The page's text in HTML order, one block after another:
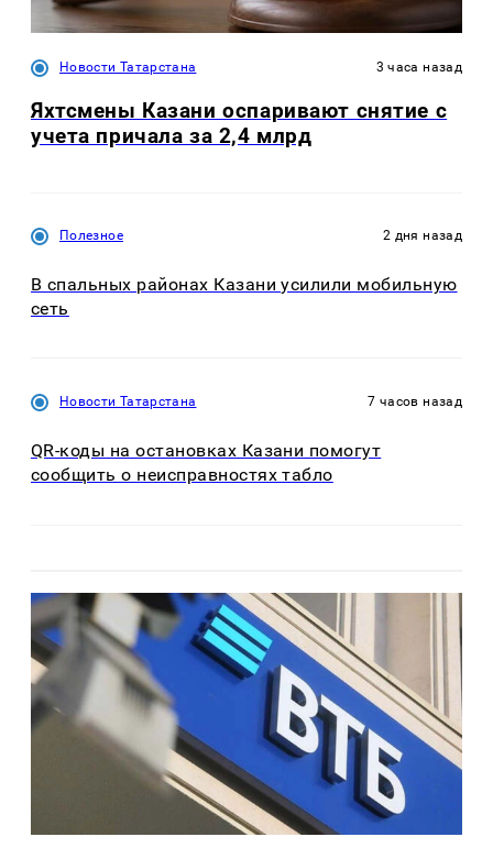
Новости Татарстана 3 часа назад
Яхтсмены Казани оспаривают снятие с
учета причала за 2,4 млрд
Полезное 2 дня назад
В спальных районах Казани усилили мобильную
сеть
Новости Татарстана 7 часов назад
QR-коды на остановках Казани помогут
сообщить о неисправностях табло